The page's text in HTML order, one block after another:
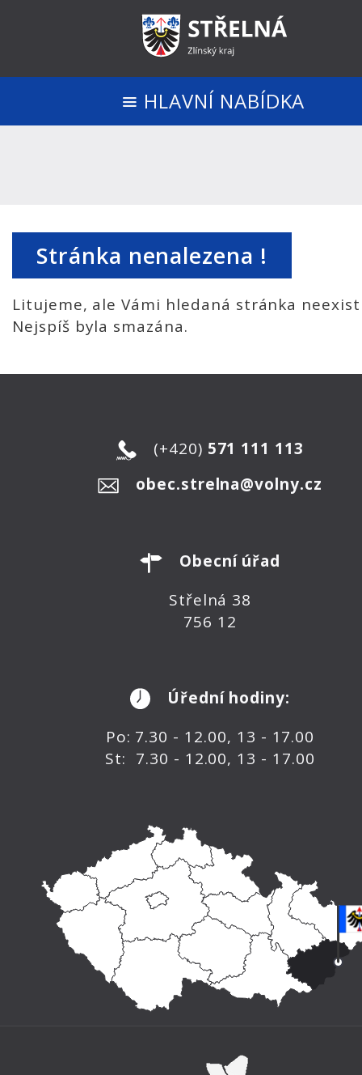
HLAVNÍ NABÍDKA
Stránka nenalezena !
Litujeme, ale Vámi hledaná stránka
Nejspíš byla smazána.
(+420) 571 111 113
obec.strelna@volny.cz
Obecní úřad
Střelná 38
756 12
Úřední hodiny:
Po: 7.30 - 12.00, 13 - 17.00
St: 7.30 - 12.00, 13 - 17.00